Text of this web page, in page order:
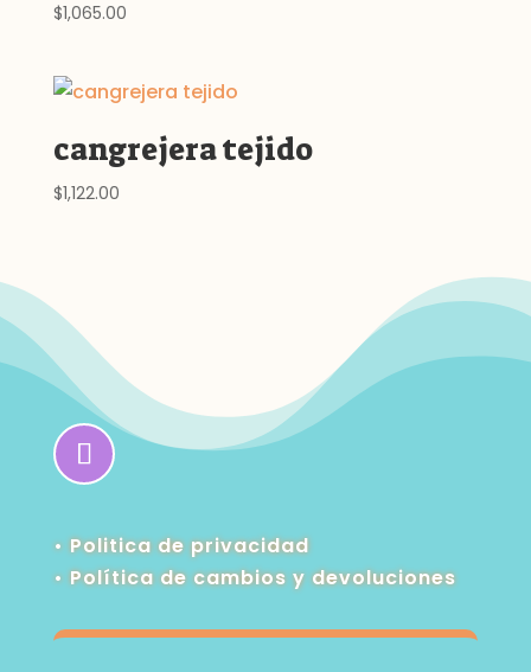
$1,065.00
cangrejera tejido
$1,122.00
• Politica de privacidad
•Política de cambios y devoluciones